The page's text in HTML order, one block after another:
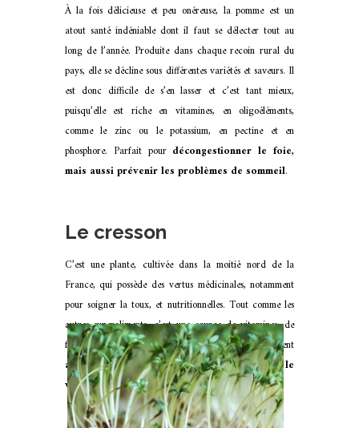
À la fois délicieuse et peu onéreuse, la pomme est un
atout santé indéniable dont il faut se délecter tout au
long de l’année. Produite dans chaque recoin rural du
pays, elle se décline sous différentes variétés et saveurs. Il
est donc difficile de s’en lasser et c’est tant mieux,
puisqu’elle est riche en vitamines, en oligoéléments,
comme le zinc ou le potassium, en pectine et en
phosphore. Parfait pour décongestionner le foie,
mais aussi prévenir les problèmes de sommeil.
Le cresson
C’est une plante, cultivée dans la moitié nord de la
France, qui possède des vertus médicinales, notamment
pour soigner la toux, et nutritionnelles. Tout comme les
autres superaliments, c’est une source de vitamines, de
fer, de magnésium, mais aussi de manganèse, un élément
antioxydant qui lutte efficacement contre le
vieillissementdes cellules de notre peau.